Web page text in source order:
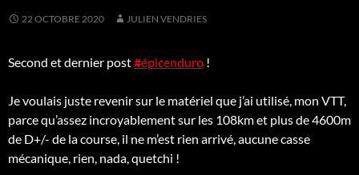
22 OCTOBRE 2020 JULIEN VENDRIES
Second et dernier post#épicenduro !
Je voulais juste revenir sur le matériel que j’ai utilisé, mon VTT,
parce qu’assez incroyablement sur les 108km et plus de 4600m
de D+/- de la course, il ne m’est rien arrivé, aucune casse
mécanique, rien, nada, quetchi !